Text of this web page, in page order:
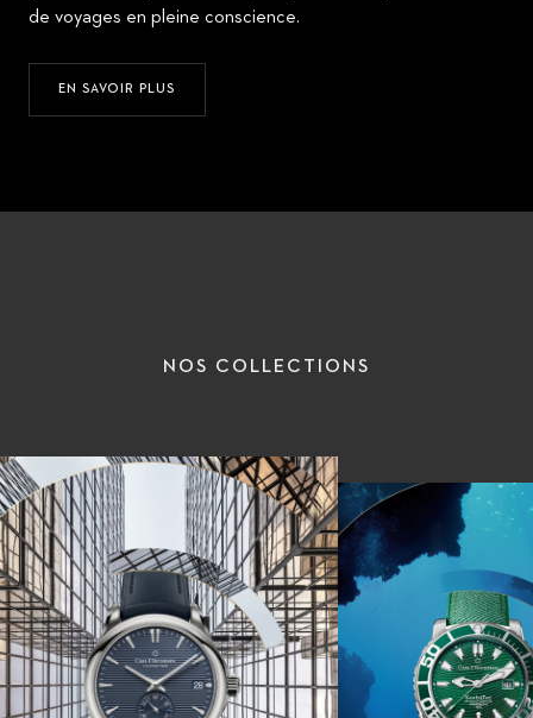
de voyages en pleine conscience.
EN SAVOIR PLUS
NOS COLLECTIONS